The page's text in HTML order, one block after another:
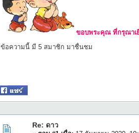
ขอบพระคุณ ที่กรุณาเ
ข้อความนี้ มี 5 สมาชิก มาชื่นชม
Re: ดาว